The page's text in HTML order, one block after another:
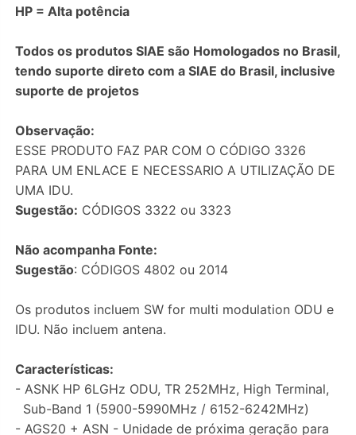
HP = Alta potência
Todos os produtos SIAE são Homologados no Brasil,
tendo suporte direto com a SIAE do Brasil, inclusive
suporte de projetos
Observação:
ESSE PRODUTO FAZ PAR COM O CÓDIGO 3326
PARA UM ENLACE E NECESSARIO A UTILIZAÇÃO DE
UMA IDU.
Sugestão: CÓDIGOS 3322 ou 3323
Não acompanha Fonte:
Sugestão: CÓDIGOS 4802 ou 2014
Os produtos incluem SW for multi modulation ODU e
IDU. Não incluem antena.
Características:
- ASNK HP 6LGHz ODU, TR 252MHz, High Terminal,
Sub-Band 1 (5900-5990MHz / 6152-6242MHz)
- AGS20 + ASN - Unidade de próxima geração para